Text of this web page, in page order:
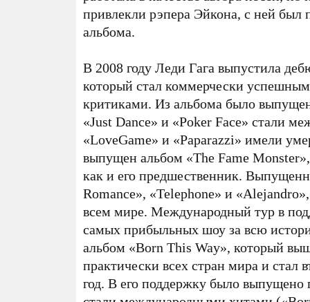
привлекли рэпера Эйкона, с ней был
альбома.
В 2008 году Леди Гага выпустила
который стал коммерчески
критиками. Из альбома было
«Just Dance» и «Poker Face» стали
«LoveGame» и «Paparazzi» имели
выпущен альбом «The Fame
как и его предшественник.
Romance», «Telephone» и
всем мире. Международный тур в
самых прибыльных шоу за всю
альбом «Born This Way», который
практически всех стран мира и стал
год. В его поддержку было выпущено